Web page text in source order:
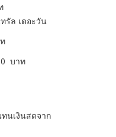
รัล เดอะวัน
บาท
นเงินสดจาก